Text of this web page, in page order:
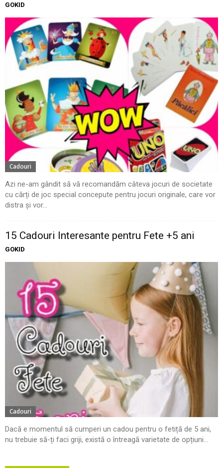
GOKID
Cadouri
Azi ne-am gândit să vă recomandăm câteva jocuri de societate
cu cărți de joc special concepute pentru jocuri originale, care vor
distra și vor...
15 Cadouri Interesante pentru Fete +5 ani
GOKID
Cadouri
Dacă e momentul să cumperi un cadou pentru o fetiță de 5 ani,
nu trebuie să-ți faci griji, există o întreagă varietate de opțiuni...